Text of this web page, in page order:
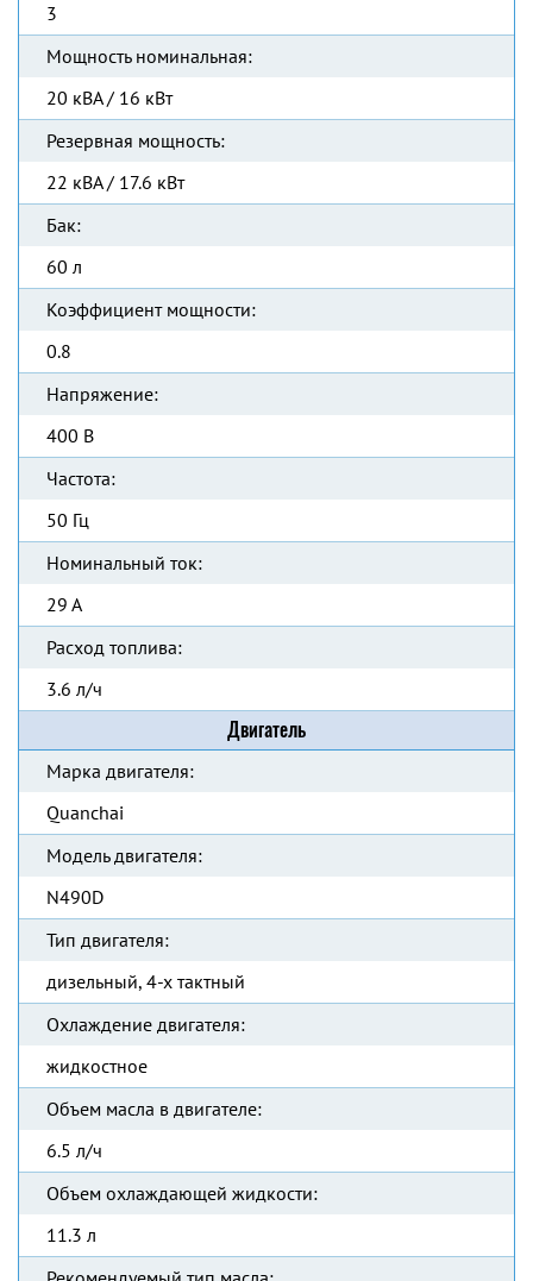
3
Мощность номинальная:
20 кВА / 16 кВт
Резервная мощность:
22 кВА / 17.6 кВт
Бак:
60 л
Коэффициент мощности:
0.8
Напряжение:
400 В
Частота:
50 Гц
Номинальный ток:
29 А
Расход топлива:
3.6 л/ч
Двигатель
Марка двигателя:
Quanchai
Модель двигателя:
N490D
Тип двигателя:
дизельный, 4-х тактный
Охлаждение двигателя:
жидкостное
Объем масла в двигателе:
6.5 л/ч
Объем охлаждающей жидкости:
11.3 л